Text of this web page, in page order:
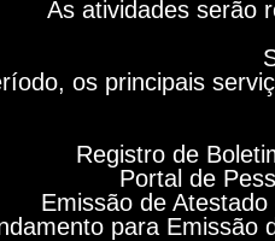
As atividades serão
os principais
Registro de
Portal de
Emissão de
para Emissão